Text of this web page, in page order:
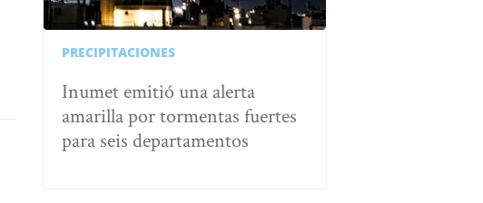
PRECIPITACIONES
Inumet emitió una alerta
amarilla por tormentas fuertes
para seis departamentos